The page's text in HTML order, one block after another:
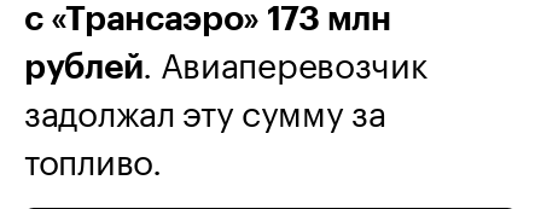
с «Трансаэро» 173 млн
рублей. Авиаперевозчик
задолжал эту сумму за
топливо.